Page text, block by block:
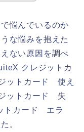
悩んでいるのか
な悩みを抱えた
ない原因を調べ
クレジットカ
ットカード 使え
ットカード 失
トカード エラ
。